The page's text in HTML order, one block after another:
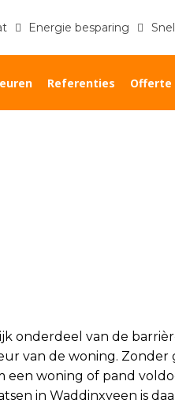
Energie besparing
Referenties Offerte
onderdeel van de
van de woning. Zonder
een woning of pand
in Waddinxveen is